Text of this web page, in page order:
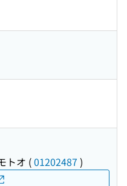
トオ (01202487 )